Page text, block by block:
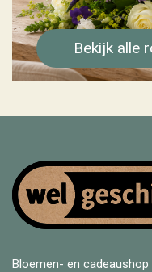
Bekijk alle
Bloemen- en cadeaushop